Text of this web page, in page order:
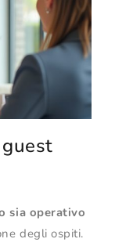
sia operativo
degli ospiti.